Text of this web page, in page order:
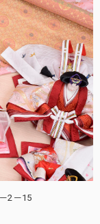
2－15